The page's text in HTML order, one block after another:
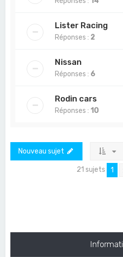
Lister Racing
Réponses : 2
Nissan
Réponses : 6
Rodin cars
Réponses : 10
Nouveau sujet
21 sujets 1